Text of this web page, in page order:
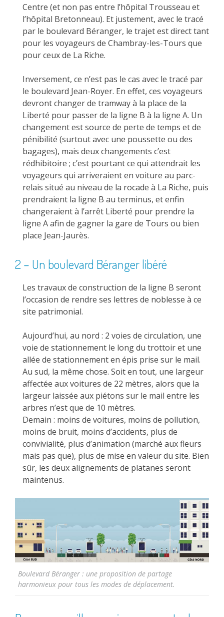
Centre (et non pas entre l’hôpital Trousseau et
l’hôpital Bretonneau). Et justement, avec le tracé
par le boulevard Béranger, le trajet est direct tant
pour les voyageurs de Chambray-les-Tours que
pour ceux de La Riche.
Inversement, ce n’est pas le cas avec le tracé par
le boulevard Jean-Royer. En effet, ces voyageurs
devront changer de tramway à la place de la
Liberté pour passer de la ligne B à la ligne A. Un
changement est source de perte de temps et de
pénibilité (surtout avec une poussette ou des
bagages), mais deux changements c’est
rédhibitoire ; c’est pourtant ce qui attendrait les
voyageurs qui arriveraient en voiture au parc-
relais situé au niveau de la rocade à La Riche, puis
prendraient la ligne B au terminus, et enfin
changeraient à l’arrêt Liberté pour prendre la
ligne A afin de gagner la gare de Tours ou bien
place Jean-Jaurès.
2 – Un boulevard Béranger libéré
Les travaux de construction de la ligne B seront
l’occasion de rendre ses lettres de noblesse à ce
site patrimonial.
Aujourd’hui, au nord : 2 voies de circulation, une
voie de stationnement le long du trottoir et une
allée de stationnement en épis prise sur le mail.
Au sud, la même chose. Soit en tout, une largeur
affectée aux voitures de 22 mètres, alors que la
largeur laissée aux piétons sur le mail entre les
arbres n’est que de 10 mètres.
Demain : moins de voitures, moins de pollution,
moins de bruit, moins d’accidents, plus de
convivialité, plus d’animation (marché aux fleurs
mais pas que), plus de mise en valeur du site. Bien
sûr, les deux alignements de platanes seront
maintenus.
Boulevard Béranger : une proposition de partage
harmonieux pour tous les modes de déplacement.